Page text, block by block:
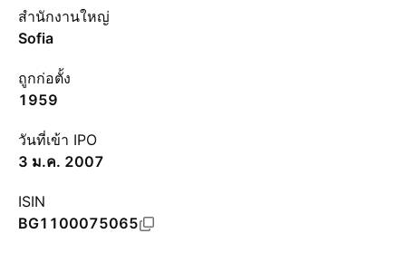
สำนักงานใหญ่
Sofia
ถูกก่อตั้ง
1959
วันที่เข้า IPO
3 ม.ค. 2007
ISIN
BG1100075065